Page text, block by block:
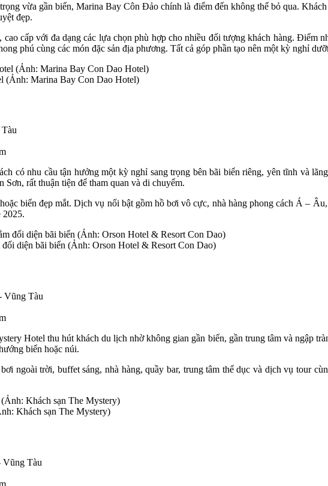
vừa gần biển, Marina Bay Côn Đảo chính là điểm đến không thể bỏ qua.
đẹp.
cấp với đa dạng các lựa chọn phù hợp cho nhiều đối tượng khách hàng. Điểm
phú cùng các món đặc sản địa phương. Tất cả góp phần tạo nên một kỳ nghỉ
(Ảnh: Marina Bay Con Dao Hotel)
có nhu cầu tận hưởng một kỳ nghỉ sang trọng bên bãi biển riêng, yên tĩnh và
rất thuận tiện để tham quan và di chuyểm.
biển đẹp mắt. Dịch vụ nổi bật gồm hồ bơi vô cực, nhà hàng phong cách Á –
2025.
diện bãi biển (Ảnh: Orson Hotel & Resort Con Dao)
Vũng Tàu
Hotel thu hút khách du lịch nhờ không gian gần biển, gần trung tâm và ngập
biển hoặc núi.
ngoài trời, buffet sáng, nhà hàng, quầy bar, trung tâm thể dục và dịch vụ tour
Khách sạn The Mystery)
Tàu